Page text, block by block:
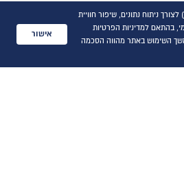
מוקד שירות לקוחות:
09:00 - 16:30
09:00 - 16:00
אתר זה משתמש בעוגיות (Cookies) לצורך ניתוח נתונים, שיפור חוויית
בהתאם למדיניות הפרטיות
השימוש באתר מהווה הסכמה
אישור